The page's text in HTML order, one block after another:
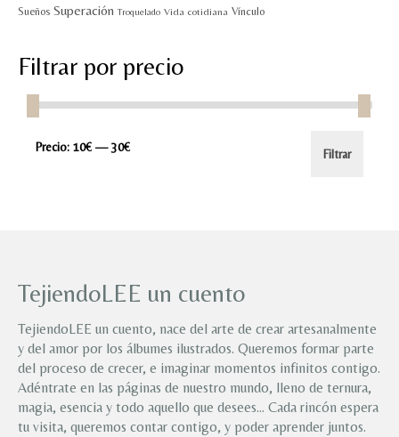
Sueños Superación Troquelado Vida cotidiana Vínculo
Filtrar por precio
Precio
Precio
Filtrar
Precio: 10€ —30€
TejiendoLEE un cuento
TejiendoLEE un cuento, nace del arte de crear artesanalmente
y del amor por los álbumes ilustrados. Queremos formar parte
del proceso de crecer, e imaginar momentos infinitos contigo.
Adéntrate en las páginas de nuestro mundo, lleno de ternura,
magia, esencia y todo aquello que desees… Cada rincón espera
tu visita, queremos contar contigo, y poder aprender juntos.